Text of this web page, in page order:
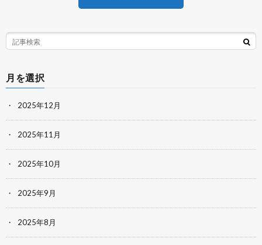
月を選択
2025年12月
2025年11月
2025年10月
2025年9月
2025年8月